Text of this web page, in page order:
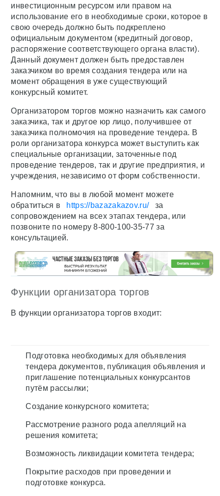
инвестиционным ресурсом или правом на
использование его в необходимые сроки, которое в
свою очередь должно быть подкреплено
официальным документом (кредитный договор,
распоряжение соответствующего органа власти).
Данный документ должен быть предоставлен
заказчиком во время создания тендера или на
момент обращения в уже существующий
конкурсный комитет.
Организатором торгов можно назначить как самого
заказчика, так и другое юр лицо, получившее от
заказчика полномочия на проведение тендера. В
роли организатора конкурса может выступить как
специальные организации, заточенные под
проведение тендеров, так и другие предприятия, и
учреждения, независимо от форм собственности.
Напомним, что вы в любой момент можете
обратиться в
https://bazazakazov.ru/
за
сопровождением на всех этапах тендера, или
позвоните по номеру 8-800-100-35-77 за
консультацией.
Функции организатора торгов
В функции организатора торгов входит:
Подготовка необходимых для объявления
тендера документов, публикация объявления и
приглашение потенциальных конкурсантов
путём рассылки;
Создание конкурсного комитета;
Рассмотрение разного рода апелляций на
решения комитета;
Возможность ликвидации комитета тендера;
Покрытие расходов при проведении и
подготовке конкурса.